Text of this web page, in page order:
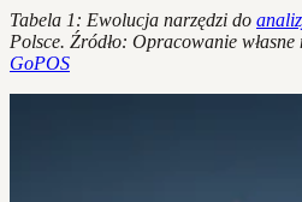
Tabela 1: Ewolucja narzędzi do
Polsce. Źródło: Opracowanie własne
GoPOS